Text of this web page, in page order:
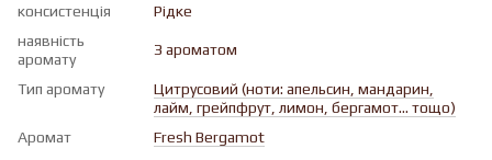
консистенція
Рiдке
наявність
аромату
З ароматом
Тип аромату
Цитрусовий (ноти: апельсин, мандарин,
лайм, грейпфрут, лимон, бергамот... тощо)
Аромат
Fresh Bergamot